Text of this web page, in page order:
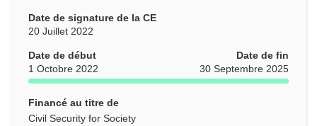
Date de signature de la CE
20 Juillet 2022
Date de début
1 Octobre 2022
Date de fin
30 Septembre 2025
Financé au titre de
Civil Security for Society